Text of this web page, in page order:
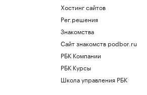
Хостинг сайтов
Рег.решения
Знакомства
Сайт знакомств podbor.ru
РБК Компании
РБК Курсы
Школа управления РБК